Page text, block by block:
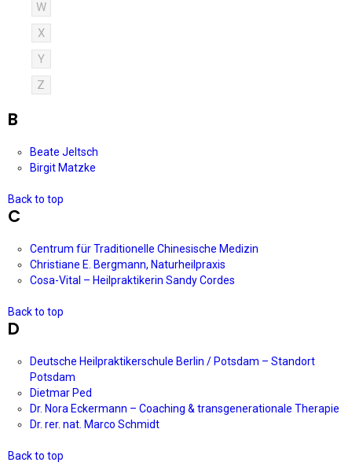
W
X
Y
Z
B
Beate Jeltsch
Birgit Matzke
Back to top
C
Centrum für Traditionelle Chinesische Medizin
Christiane E. Bergmann, Naturheilpraxis
Cosa-Vital – Heilpraktikerin Sandy Cordes
Back to top
D
Deutsche Heilpraktikerschule Berlin / Potsdam – Standort
Potsdam
Dietmar Ped
Dr. Nora Eckermann – Coaching & transgenerationale Therapie
Dr. rer. nat. Marco Schmidt
Back to top